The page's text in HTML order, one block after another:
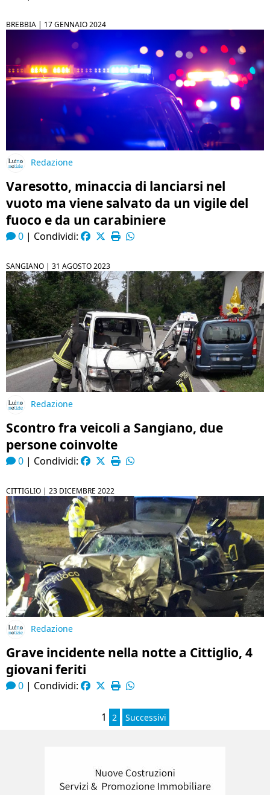
BREBBIA | 17 GENNAIO 2024
Redazione
Varesotto, minaccia di lanciarsi nel
vuoto ma viene salvato da un vigile del
fuoco e da un carabiniere
0 | Condividi:
SANGIANO | 31 AGOSTO 2023
Redazione
Scontro fra veicoli a Sangiano, due
persone coinvolte
0 | Condividi:
CITTIGLIO | 23 DICEMBRE 2022
Redazione
Grave incidente nella notte a Cittiglio, 4
giovani feriti
0 | Condividi:
1 2 Successivi